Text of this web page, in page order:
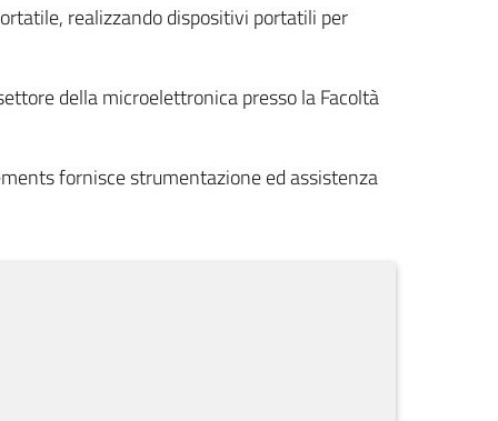
realizzando dispositivi portatili per
della microelettronica presso la Facoltà
fornisce strumentazione ed assistenza